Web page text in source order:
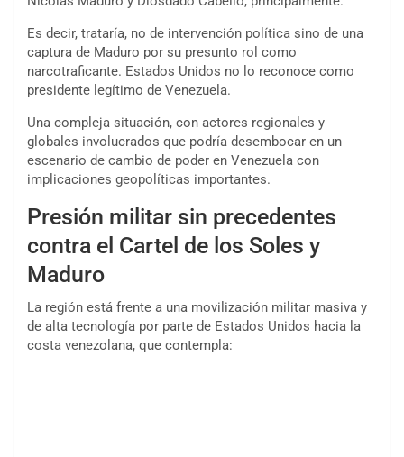
Es decir, trataría, no de intervención política sino de una
captura de Maduro por su presunto rol como
narcotraficante. Estados Unidos no lo reconoce como
presidente legítimo de Venezuela.
Una compleja situación, con actores regionales y
globales involucrados que podría desembocar en un
escenario de cambio de poder en Venezuela con
implicaciones geopolíticas importantes.
Presión militar sin precedentes
contra el Cartel de los Soles y
Maduro
La región está frente a una movilización militar masiva y
de alta tecnología por parte de Estados Unidos hacia la
costa venezolana, que contempla: